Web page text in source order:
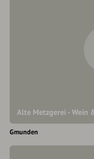
Alte Metzgerei - Wein
Gmunden